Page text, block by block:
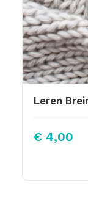
€ 4,00